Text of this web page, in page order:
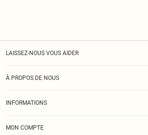
LAISSEZ-NOUS VOUS AIDER
À PROPOS DE NOUS
INFORMATIONS
MON COMPTE